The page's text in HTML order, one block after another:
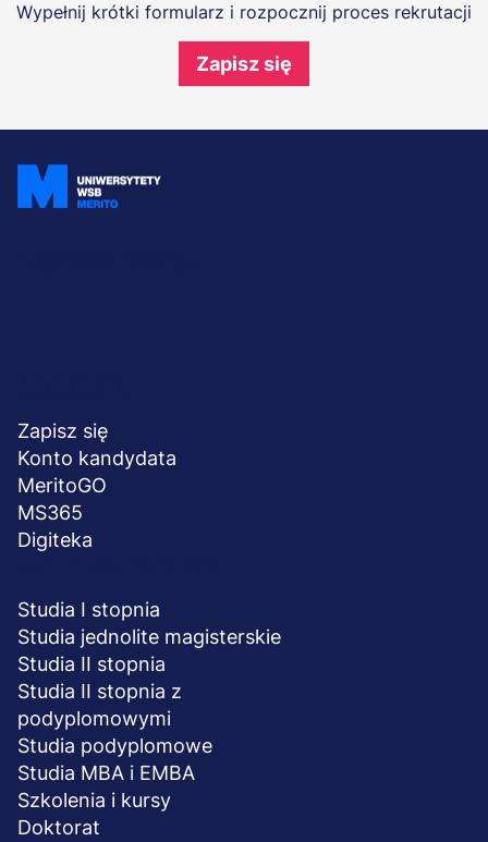
Wypełnij krótki formularz i rozpocznij proces rekrutacji
Zapisz się
stopka
Zapisz się
Konto kandydata
MeritoGO
MS365
Digiteka
Studia I stopnia
Studia jednolite magisterskie
Studia II stopnia
Studia II stopnia z
podyplomowymi
Studia podyplomowe
Studia MBA i EMBA
Szkolenia i kursy
Doktorat